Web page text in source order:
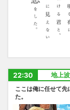
22:30 地上
ここは俺に任せて
た。